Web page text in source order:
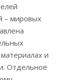
– мировых
и
Отдельное